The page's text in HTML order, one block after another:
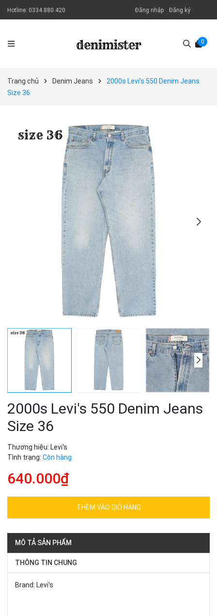
Hotline: 0334.880.420 Đăng nhập Đăng ký
0
Trang chủ Denim Jeans
2000s Levi's 550 Denim Jeans
Size 36
2000s Levi's 550 Denim Jeans
Size 36
Thương hiệu: Levi's
Tình trạng: Còn hàng
640.000₫
THÊM VÀO GIỎ HÀNG
MÔ TẢ SẢN PHẨM
THÔNG TIN CHUNG
Brand: Levi's